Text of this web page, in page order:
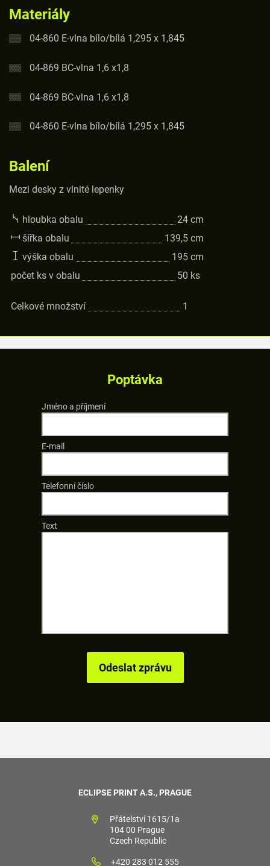
Materiály
04-860 E-vlna bílo/bílá 1,295 x 1,845
04-869 BC-vlna 1,6 x1,8
04-869 BC-vlna 1,6 x1,8
04-860 E-vlna bílo/bílá 1,295 x 1,845
Balení
Mezi desky z vlnité lepenky
hloubka obalu 24 cm
šířka obalu
139,5 cm
výška obalu
195 cm
počet ks v obalu
50 ks
Celkové množství 1
Poptávka
Jméno a příjmení
E-mail
Telefonní číslo
Text
ECLIPSE PRINT A.S., PRAGUE
Přátelství 1615/1a
104 00 Prague
Czech Republic
+420 283 012 555